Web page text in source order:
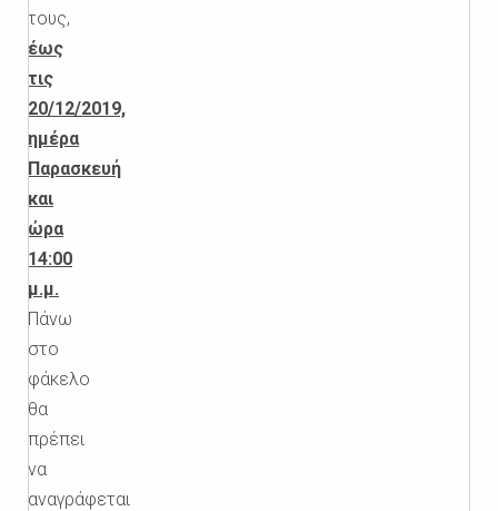
τους,
έως
τις
20/12/2019,
ημέρα
Παρασκευή
και
ώρα
14:00
μ.μ.
Πάνω
στο
φάκελο
θα
πρέπει
να
αναγράφεται